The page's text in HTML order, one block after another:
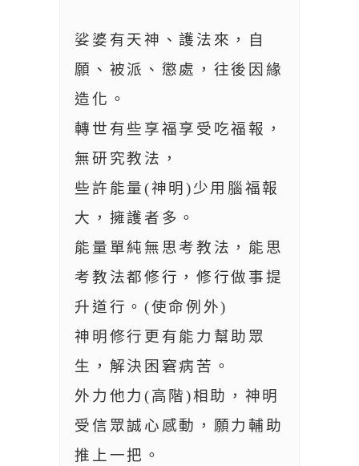
娑婆有天神、護法來，自
願、被派、懲處，往後因緣
造化。
轉世有些享福享受吃福報，
無研究教法，
些許能量(神明)少用腦福報
大，擁護者多。
能量單純無思考教法，能思
考教法都修行，修行做事提
升道行。(使命例外)
神明修行更有能力幫助眾
生，解決困窘病苦。
外力他力(高階)相助，神明
受信眾誠心感動，願力輔助
推上一把。